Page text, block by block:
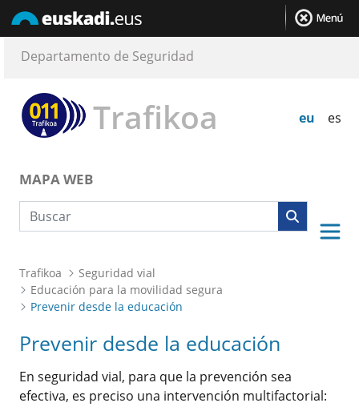
Trafikoa eu es
Departamento de Seguridad
MAPA WEB
Búsqueda web
Trafikoa
Seguridad vial
Educación para la movilidad segura
Prevenir desde la educación
Prevenir desde la educación
En seguridad vial, para que la prevención sea
efectiva, es preciso una intervención multifactorial: